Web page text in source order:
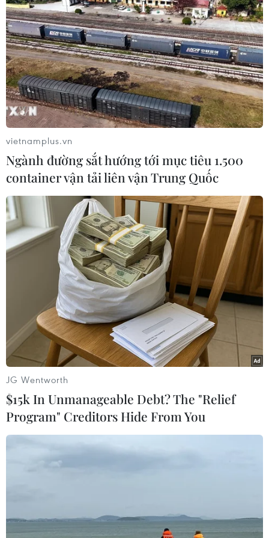
TIN LIÊN QUAN
Ngoại trưởng Armenia-Azerbaijan bắt
đầu đàm phán hiệp ước hòa bình tại Đức
28/02/2024 13:22
Cuộc gặp đã được lên kế hoạch theo sự nhất trí 3 bên
mà Thủ tướng Armenia Nikol Pashinyan và Tổng thống
Azerbaijan Ilham Aliyev, cùng Thủ tướng Đức làm trung
gian, đạt được ở Munich hồi đầu tháng này.
vietnamplus.vn
Ngành đường sắt hướng tới mục tiêu 1.500
container vận tải liên vận Trung Quốc
JG Wentworth
$15k In Unmanageable Debt? The "Relief
Program" Creditors Hide From You